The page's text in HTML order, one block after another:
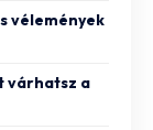
vélemények
várhatsz a